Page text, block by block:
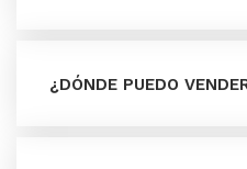
¿DÓNDE PUEDO